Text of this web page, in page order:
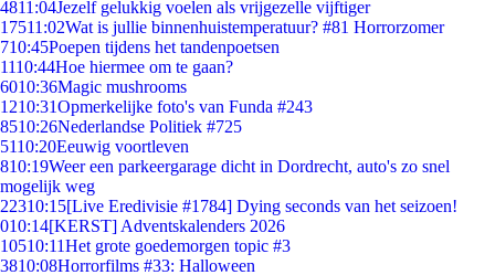
4811:04Jezelf gelukkig voelen als vrijgezelle vijftiger
17511:02Wat is jullie binnenhuistemperatuur? #81 Horrorzomer
710:45Poepen tijdens het tandenpoetsen
1110:44Hoe hiermee om te gaan?
6010:36Magic mushrooms
1210:31Opmerkelijke foto's van Funda #243
8510:26Nederlandse Politiek #725
5110:20Eeuwig voortleven
810:19Weer een parkeergarage dicht in Dordrecht, auto's zo snel
mogelijk weg
22310:15[Live Eredivisie #1784] Dying seconds van het seizoen!
010:14[KERST] Adventskalenders 2026
10510:11Het grote goedemorgen topic #3
3810:08Horrorfilms #33: Halloween